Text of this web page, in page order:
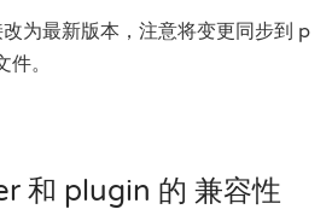
为最新版本，注意将变更同步到 p
。
和 plugin 的 兼容性